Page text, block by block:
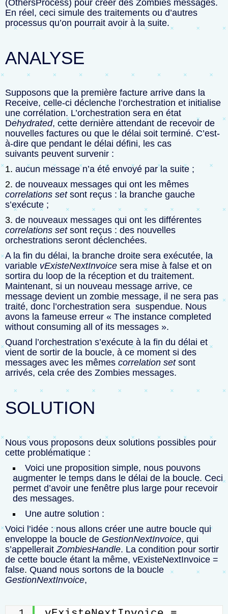
(OthersProcess) pour créer des Zombies messages.
En réel, ceci simule des traitements ou d’autres
processus qu’on pourrait avoir à la suite.
ANALYSE
Supposons que la première facture arrive dans la
Receive, celle-ci déclenche l’orchestration et initialise
une corrélation. L’orchestration sera en état
Dehydrated, cette dernière attendant de recevoir de
nouvelles factures ou que le délai soit terminé. C’est-
à-dire que pendant le délai défini, les cas
suivants peuvent survenir :
aucun message n’a été envoyé par la suite ;
de nouveaux messages qui ont les mêmes
correlations setsont reçus : la branche gauche
s’exécute ;
de nouveaux messages qui ont les différentes
correlations setsont reçus : des nouvelles
orchestrations seront déclenchées.
A la fin du délai, la branche droite sera exécutée, la
variable vExisteNextInvoice sera mise à false et on
sortira du loop de la réception et du traitement.
Maintenant, si un nouveau message arrive, ce
message devient un zombie message, il ne sera pas
traité, donc l’orchestration sera suspendue. Nous
avons la fameuse erreur « The instance completed
without consuming all of its messages ».
Quand l’orchestration s’exécute à la fin du délai et
vient de sortir de la boucle, à ce moment si des
messages avec les mêmes correlation setsont
arrivés, cela crée des Zombies messages.
SOLUTION
Nous vous proposons deux solutions possibles pour
cette problématique :
Voici une proposition simple, nous pouvons
augmenter le temps dans le délai de la boucle. Ceci
permet d’avoir une fenêtre plus large pour recevoir
des messages.
Une autre solution :
Voici l’idée : nous allons créer une autre boucle qui
enveloppe la boucle de GestionNextInvoice, qui
s’appellerait ZombiesHandle. La condition pour sortir
de cette boucle étant la même, vExisteNextInvoice =
false. Quand nous sortons de la boucle
GestionNextInvoice,